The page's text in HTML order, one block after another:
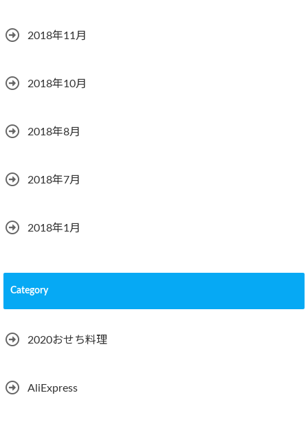
2018年11月
2018年10月
2018年8月
2018年7月
2018年1月
Category
2020おせち料理
AliExpress